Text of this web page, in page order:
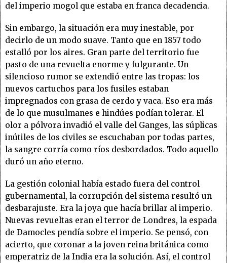
del imperio mogol que estaba en franca decadencia.
Sin embargo, la situación era muy inestable, por
decirlo de un modo suave. Tanto que en 1857 todo
estalló por los aires. Gran parte del territorio fue
pasto de una revuelta enorme y fulgurante. Un
silencioso rumor se extendió entre las tropas: los
nuevos cartuchos para los fusiles estaban
impregnados con grasa de cerdo y vaca. Eso era más
de lo que musulmanes e hindúes podían tolerar. El
olor a pólvora invadió el valle del Ganges, las súplicas
inútiles de los civiles se escuchaban por todas partes,
la sangre corría como ríos desbordados. Todo aquello
duró un año eterno.
La gestión colonial había estado fuera del control
gubernamental, la corrupción del sistema resultó un
desbarajuste. Era la joya que hacía brillar al imperio.
Nuevas revueltas eran el terror de Londres, la espada
de Damocles pendía sobre el imperio. Se pensó, con
acierto, que coronar a la joven reina británica como
emperatriz de la India era la solución. Así, el control